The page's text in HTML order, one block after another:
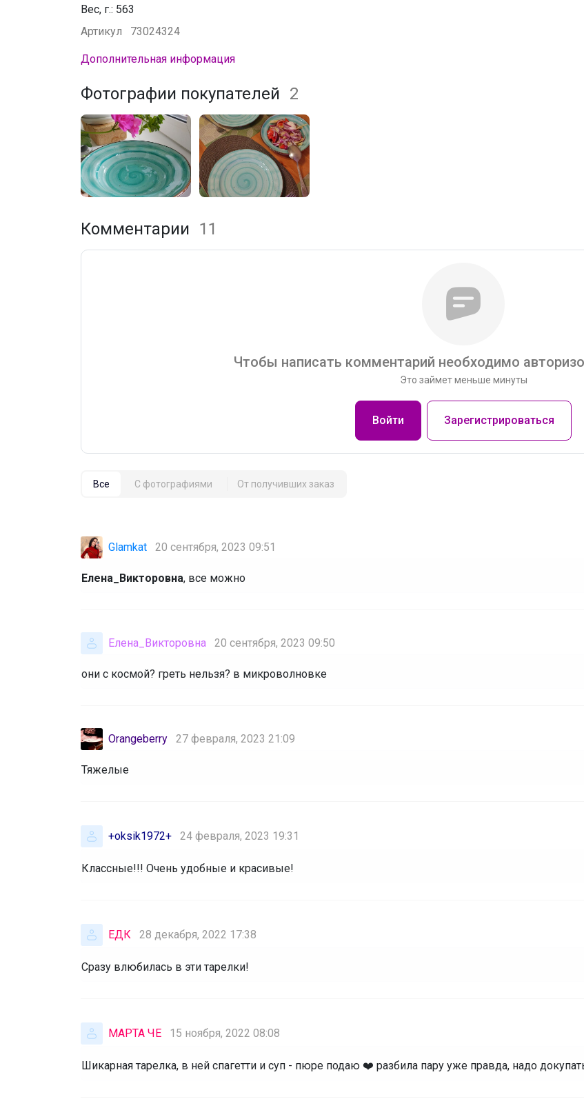
Вес, г.: 563
Артикул
73024324
Дополнительная информация
Фотографии покупателей 2
Комментарии 11
Чтобы написать комментарий необходимо
Это займет меньше минуты
Войти Зарегистрироваться
Все С фотографиями От получивших заказ
Glamkat 20 сентября, 2023 09:51
Елена_Викторовна, все можно
Елена_Викторовна 20 сентября, 2023 09:50
они с космой? греть нельзя? в микроволновке
Orangeberry 27 февраля, 2023 21:09
Тяжелые
+oksik1972+ 24 февраля, 2023 19:31
Классные!!! Очень удобные и красивые!
ЕДК 28 декабря, 2022 17:38
Сразу влюбилась в эти тарелки!
МАРТА ЧЕ 15 ноября, 2022 08:08
Шикарная тарелка, в ней спагетти и суп - пюре подаю ❤️ разбила пару уже правда, надо